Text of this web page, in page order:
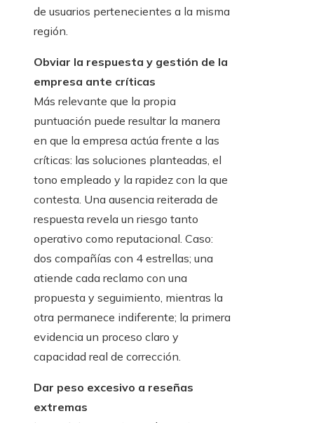
de usuarios pertenecientes a la misma
región.
Obviar la respuesta y gestión de la
empresa ante críticas
Más relevante que la propia
puntuación puede resultar la manera
en que la empresa actúa frente a las
críticas: las soluciones planteadas, el
tono empleado y la rapidez con la que
contesta. Una ausencia reiterada de
respuesta revela un riesgo tanto
operativo como reputacional. Caso:
dos compañías con 4 estrellas; una
atiende cada reclamo con una
propuesta y seguimiento, mientras la
otra permanece indiferente; la primera
evidencia un proceso claro y
capacidad real de corrección.
Dar peso excesivo a reseñas
extremas